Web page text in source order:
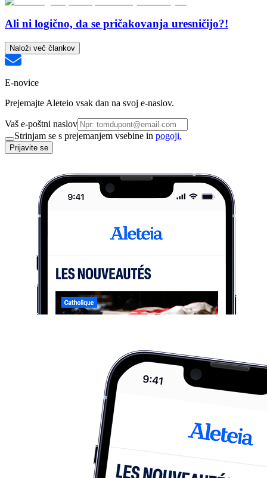
Ali ni logično, da se pričakovanja uresničijo?!
Naloži več člankov
E-novice
Prejemajte Aleteio vsak dan na svoj e-naslov.
Vaš e-poštni naslov
Strinjam se s prejemanjem vsebine in pogoji.
Prijavite se